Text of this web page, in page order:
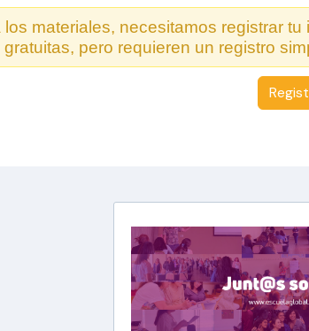
materiales, necesitamos registrar
pero requieren un registro